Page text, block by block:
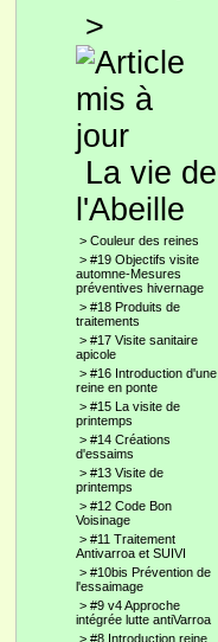
>
La vie de
l'Abeille
> Couleur des reines
> #19 Objectifs visite
automne-Mesures
préventives hivernage
> #18 Produits de
traitements
> #17 Visite sanitaire
apicole
> #16 Introduction d'une
reine en ponte
> #15 La visite de
printemps
> #14 Créations
d'essaims
> #13 Visite de
printemps
> #12 Code Bon
Voisinage
> #11 Traitement
Antivarroa et SUIVI
> #10bis Prévention de
l'essaimage
> #9 v4 Approche
intégrée lutte antiVarroa
> #8 Introduction reine